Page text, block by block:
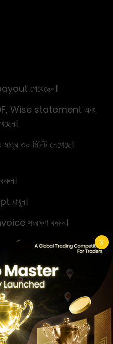
X
পেয়েছেন।
Wise statement এবং
৩০ মিনিট লেগেছে।
সংরক্ষণ করুন।
করুন।
export করুন।
নিন।
ও